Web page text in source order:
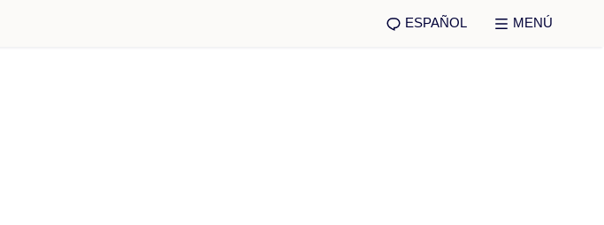
ESPAÑOL MENÚ